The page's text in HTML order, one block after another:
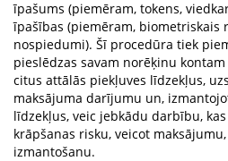
īpašums (piemēram, tokens,
īpašības (piemēram, biometriskais
nospiedumi). Šī procedūra tiek
pieslēdzas savam norēķinu
citus attālās piekļuves līdzekļus,
maksājuma darījumu un,
līdzekļus, veic jebkādu darbību,
krāpšanas risku, veicot
izmantošanu.